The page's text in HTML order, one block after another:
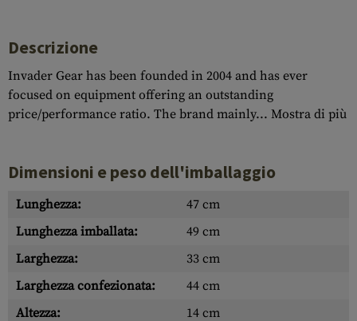
Descrizione
Invader Gear has been founded in 2004 and has ever
focused on equipment offering an outstanding
price/performance ratio. The brand mainly... Mostra di più
Dimensioni e peso dell'imballaggio
Lunghezza:
47 cm
Lunghezza imballata:
49 cm
Larghezza:
33 cm
Larghezza confezionata:
44 cm
Altezza:
14 cm